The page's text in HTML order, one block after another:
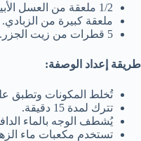
1/2 ملعقة من العسل الأبيض.
ملعقة كبيرة من الزبادي.
5 قطرات من زيت الجزر.
طريقة إعداد الوصفة:
تُخلط المكونات وتطبق
تترك لمدة 15 دقيقة.
يُشطف الوجه بالماء
تستخدم مكعبات ماء